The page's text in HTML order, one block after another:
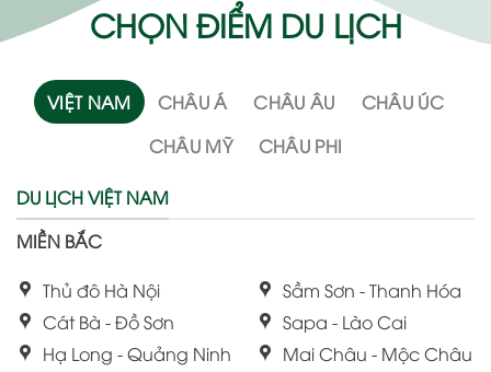
CHỌN ĐIỂM DU LỊCH
VIỆT NAM CHÂU Á CHÂU ÂU
CHÂU ÚC
CHÂU MỸ
CHÂU PHI
DU LỊCH VIỆT NAM
MIỀN BẮC
Thủ đô Hà Nội
Cát Bà - Đồ Sơn
Hạ Long - Quảng Ninh
Sầm Sơn - Thanh Hóa
Sapa - Lào Cai
Mai Châu - Mộc Châu